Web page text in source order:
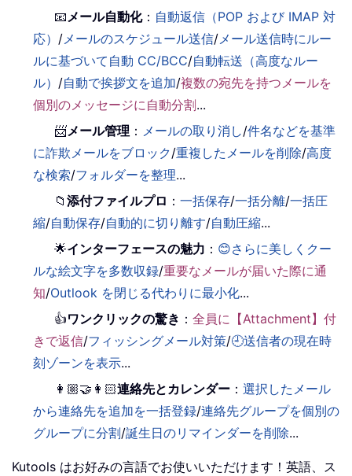
📧メール自動化： 自動返信（POP および IMAP 対
応） /メールのスケジュール送信/メール送信時にルー
ルに基づいて自動 CC/BCC/自動転送（高度なルー
ル） /自動で挨拶文を追加/複数の宛先を持つメールを
個別のメッセージに自動分割...
📨メール管理 ： メールの取り消し/件名などを基準
に詐欺メールをブロック/重複したメールを削除/高度
な検索/フォルダーを整理...
📁添付ファイルプロ ：一括保存/一括分離/一括圧
縮/自動保存/自動的に切り離す/自動圧縮...
🌟インターフェースの魅力 ： 😊さらに美しくクー
ルな絵文字を多数収録/重要なメールが届いた際に通
知/Outlook を閉じる代わりに最小化...
👍ワンクリックの驚き ：全員に【Attachment】付
きで返信/フィッシングメール対策/🕘送信者の現在時
刻ゾーンを表示...
👩🏼‍🤝‍👩🏻連絡先とカレンダー ：選択したメール
から連絡先を追加を一括登録/連絡先グループを個別の
グループに分割/誕生日のリマインダーを削除...
Kutools はお好みの言語でお使いいただけます！英語、ス